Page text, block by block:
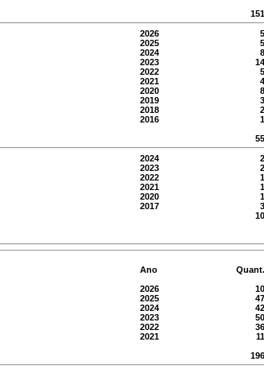
151
2026
5
2025
5
2024
8
2023
14
2022
5
2021
4
2020
8
2019
3
2018
2
2016
1
55
2024
2
2023
2
2022
1
2021
1
2020
1
2017
3
10
Ano
Quant.
2026
10
2025
47
2024
42
2023
50
2022
36
2021
11
196